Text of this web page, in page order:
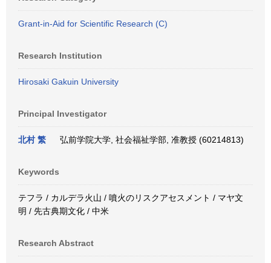
Grant-in-Aid for Scientific Research (C)
Research Institution
Hirosaki Gakuin University
Principal Investigator
北村 繁 弘前学院大学, 社会福祉学部, 准教授 (60214813)
Keywords
テフラ / カルデラ火山 / 噴火のリスクアセスメント / マヤ文
明 / 先古典期文化 / 中米
Research Abstract